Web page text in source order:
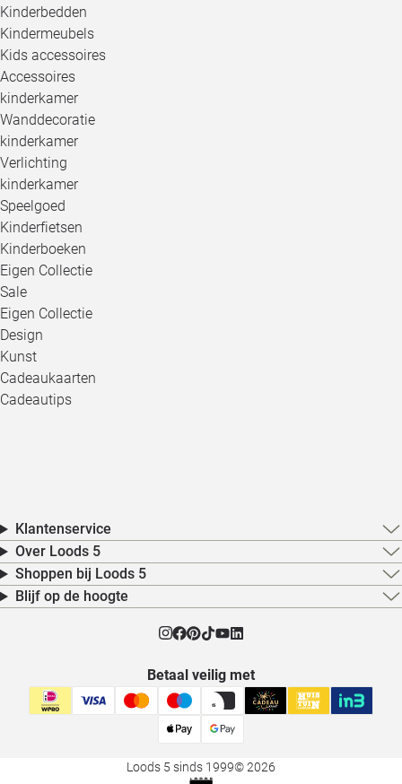
Kinderbedden
Kindermeubels
Kids accessoires
Accessoires
kinderkamer
Wanddecoratie
kinderkamer
Verlichting
kinderkamer
Speelgoed
Kinderfietsen
Kinderboeken
Eigen Collectie
Sale
Eigen Collectie
Design
Kunst
Cadeaukaarten
Cadeautips
Klantenservice
Over Loods 5
Shoppen bij Loods 5
Blijf op de hoogte
Betaal veilig met
Loods 5 sinds 1999© 2026